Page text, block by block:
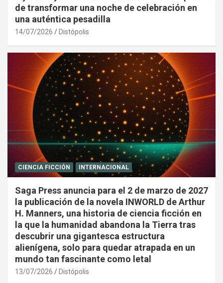
de transformar una noche de celebración en
una auténtica pesadilla
14/07/2026 Distópolis
CIENCIA FICCIÓN INTERNACIONAL
Saga Press anuncia para el 2 de marzo de 2027
la publicación de la novela INWORLD de Arthur
H. Manners, una historia de ciencia ficción en
la que la humanidad abandona la Tierra tras
descubrir una gigantesca estructura
alienígena, solo para quedar atrapada en un
mundo tan fascinante como letal
13/07/2026 Distópolis